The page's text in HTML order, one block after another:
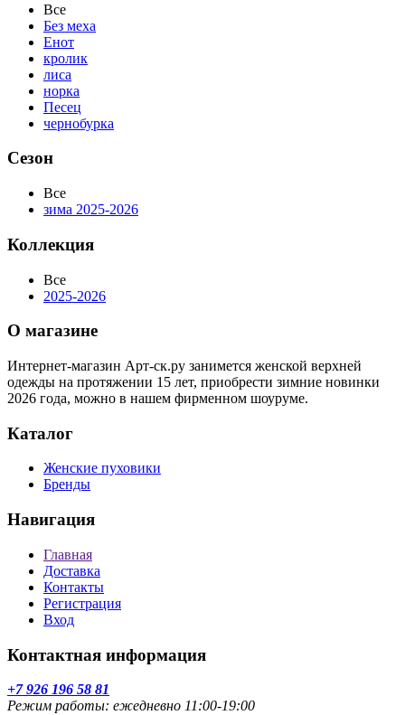
Все
Без меха
Енот
кролик
лиса
норка
Песец
чернобурка
Сезон
Все
зима 2025-2026
Коллекция
Все
2025-2026
О магазине
Интернет-магазин Арт-ск.ру занимется женской верхней
одежды на протяжении 15 лет, приобрести зимние новинки
2026 года, можно в нашем фирменном шоуруме.
Каталог
Женские пуховики
Бренды
Навигация
Главная
Доставка
Контакты
Регистрация
Вход
Контактная информация
+7 926 196 58 81
Режим работы: ежедневно 11:00-19:00